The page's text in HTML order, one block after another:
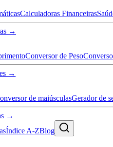
Calculadoras Financeiras
→
Conversor de Peso
→
de maiúsculasGerador de
→
Índice A-ZBlog